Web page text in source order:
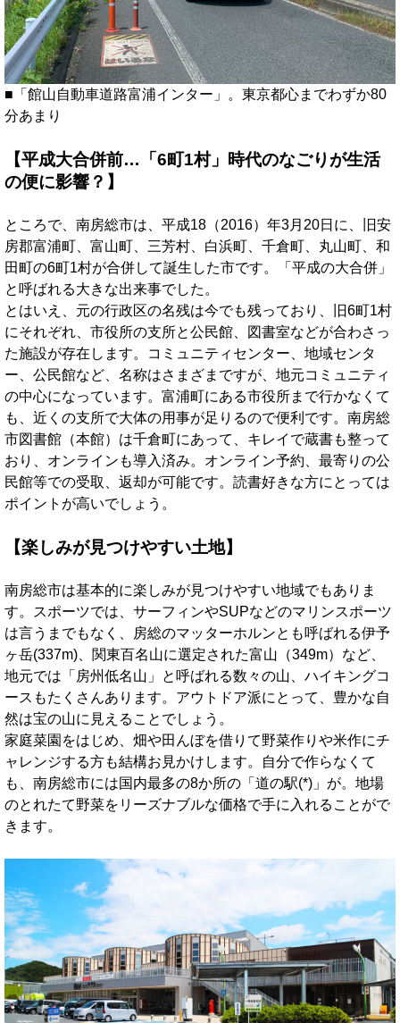
■「館山自動車道路富浦インター」。東京都心までわずか80
分あまり
【平成大合併前…「6町1村」時代のなごりが生活
の便に影響？】
ところで、南房総市は、平成18（2016）年3月20日に、旧安
房郡富浦町、富山町、三芳村、白浜町、千倉町、丸山町、和
田町の6町1村が合併して誕生した市です。「平成の大合併」
と呼ばれる大きな出来事でした。
とはいえ、元の行政区の名残は今でも残っており、旧6町1村
にそれぞれ、市役所の支所と公民館、図書室などが合わさっ
た施設が存在します。コミュニティセンター、地域センタ
ー、公民館など、名称はさまざまですが、地元コミュニティ
の中心になっています。富浦町にある市役所まで行かなくて
も、近くの支所で大体の用事が足りるので便利です。南房総
市図書館（本館）は千倉町にあって、キレイで蔵書も整って
おり、オンラインも導入済み。オンライン予約、最寄りの公
民館等での受取、返却が可能です。読書好きな方にとっては
ポイントが高いでしょう。
【楽しみが見つけやすい土地】
南房総市は基本的に楽しみが見つけやすい地域でもありま
す。スポーツでは、サーフィンやSUPなどのマリンスポーツ
は言うまでもなく、房総のマッターホルンとも呼ばれる伊予
ヶ岳(337m)、関東百名山に選定された富山（349m）など、
地元では「房州低名山」と呼ばれる数々の山、ハイキングコ
ースもたくさんあります。アウトドア派にとって、豊かな自
然は宝の山に見えることでしょう。
家庭菜園をはじめ、畑や田んぼを借りて野菜作りや米作にチ
ャレンジする方も結構お見かけします。自分で作らなくて
も、南房総市には国内最多の8か所の「道の駅(*)」が。地場
のとれたて野菜をリーズナブルな価格で手に入れることがで
きます。